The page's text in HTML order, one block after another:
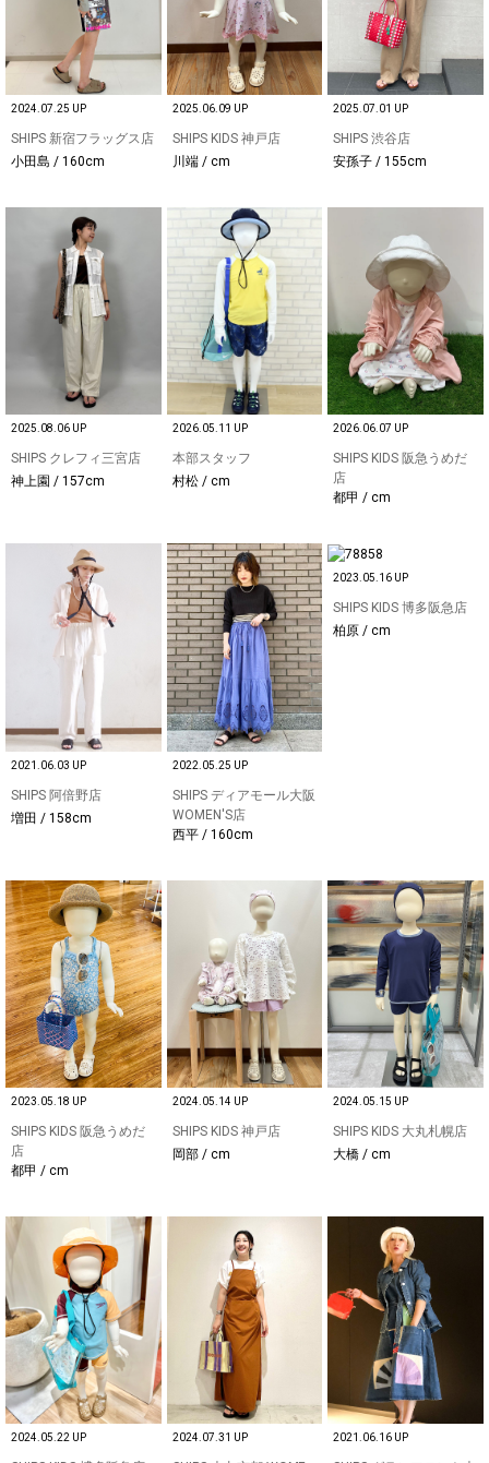
2024.07.25 UP
SHIPS 新宿フラッグス店
小田島 / 160cm
2025.06.09 UP
SHIPS KIDS 神戸店
川端 / cm
2025.07.01 UP
SHIPS 渋谷店
安孫子 / 155cm
2025.08.06 UP
SHIPS クレフィ三宮店
神上園 / 157cm
2026.05.11 UP
本部スタッフ
村松 / cm
2026.06.07 UP
SHIPS KIDS 阪急うめだ
店
都甲 / cm
2021.06.03 UP
SHIPS 阿倍野店
増田 / 158cm
2022.05.25 UP
SHIPS ディアモール大阪
WOMEN'S店
西平 / 160cm
2023.05.16 UP
SHIPS KIDS 博多阪急店
柏原 / cm
2023.05.18 UP
SHIPS KIDS 阪急うめだ
店
都甲 / cm
2024.05.14 UP
SHIPS KIDS 神戸店
岡部 / cm
2024.05.15 UP
SHIPS KIDS 大丸札幌店
大橋 / cm
2024.05.22 UP 2024.07.31 UP 2021.06.16 UP